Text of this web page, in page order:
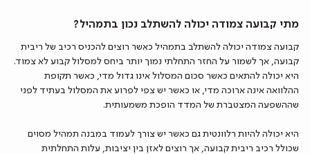
מתי קבועה צמודה יכולה להשתלב נכון בתמהיל?
קבועה צמודה יכולה להשתלב בתמהיל כאשר רוצים להכניס רכיב של ריבית
קבועה, אך לשמור על החזר התחלתי נמוך יותר ביחס למסלול קבוע לא צמוד.
היא יכולה להתאים כאשר סכום המסלול אינו גדול מדי, כאשר תקופת
ההלוואה אינה ארוכה מדי, או כאשר יש צפי לפרוע את המסלול בעתיד לפני
שההשפעה המצטברת של המדד הופכת משמעותית.
היא יכולה להיות רלוונטית גם כאשר יש צורך לעמוד במבנה תמהיל מסוים
שכולל רכיב ריבית קבועה, אך רוצים לאזן בין יציבות, עלות התחלתית